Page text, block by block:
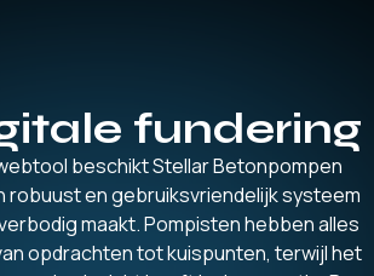
fundering
beschikt Stellar Betonpompen
robuust en gebruiksvriendelijk systeem
maakt. Pompisten hebben alles
opdrachten tot kuispunten, terwijl het